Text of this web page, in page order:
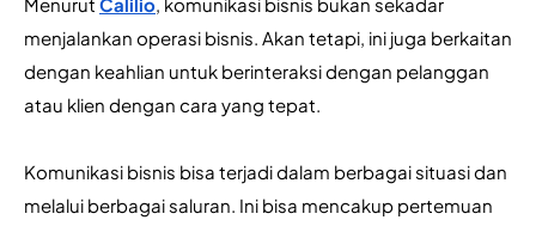
menjalankan operasi bisnis. Akan tetapi, ini juga berkaitan
dengan keahlian untuk berinteraksi dengan pelanggan
atau klien dengan cara yang tepat.
Komunikasi bisnis bisa terjadi dalam berbagai situasi dan
melalui berbagai saluran. Ini bisa mencakup pertemuan